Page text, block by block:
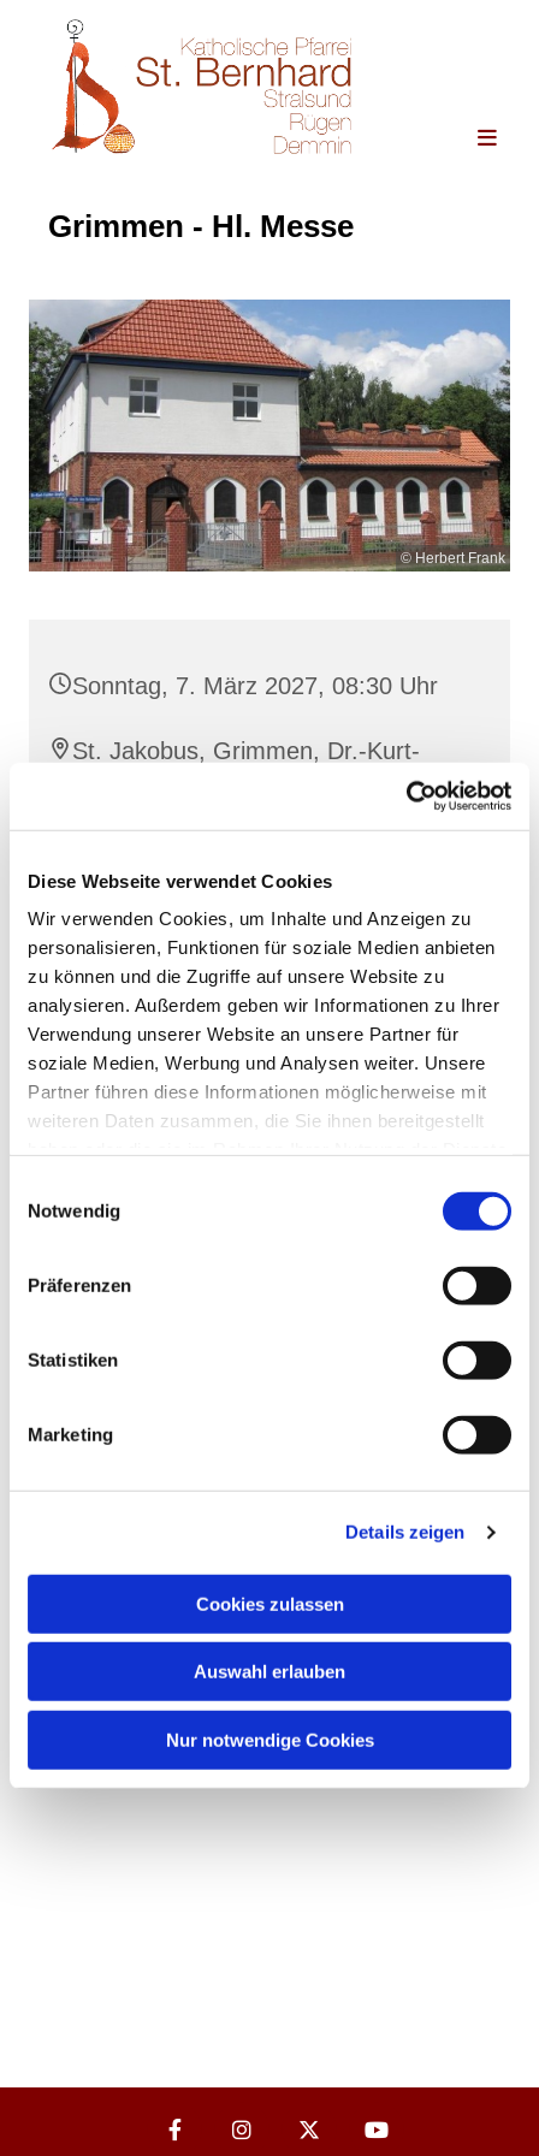
Diese Webseite verwendet Cookies
Wir verwenden Cookies, um Inhalte und Anzeigen zu
personalisieren, Funktionen für soziale Medien anbieten
zu können und die Zugriffe auf unsere Website zu
analysieren. Außerdem geben wir Informationen zu Ihrer
Verwendung unserer Website an unsere Partner für
soziale Medien, Werbung und Analysen weiter. Unsere
Partner führen diese Informationen möglicherweise mit
weiteren Daten zusammen, die Sie ihnen bereitgestellt
Notwendig
Präferenzen
Statistiken
Marketing
Details zeigen
Cookies zulassen
Auswahl erlauben
Nur notwendige Cookies
Grimmen - Hl. Messe
© Herbert Frank
Sonntag, 7. März 2027, 08:30 Uhr
St. Jakobus, Grimmen, Dr.-Kurt-
Fischer-Straße 1, 18507 Grimmen